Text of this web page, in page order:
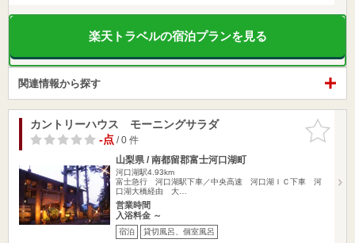
楽天トラベルの宿泊プランを見る
関連情報から探す
お気に入
りに追加
カントリーハウス モーニングサラダ
-点/ 0 件
山梨県 / 南都留郡富士河口湖町
河口湖駅4.93km
富士急行 河口湖駅下車／中央高速 河口湖ＩＣ下車 河
口湖大橋経由 大…
営業時間
入浴料金 ～
宿泊 貸切風呂、個室風呂